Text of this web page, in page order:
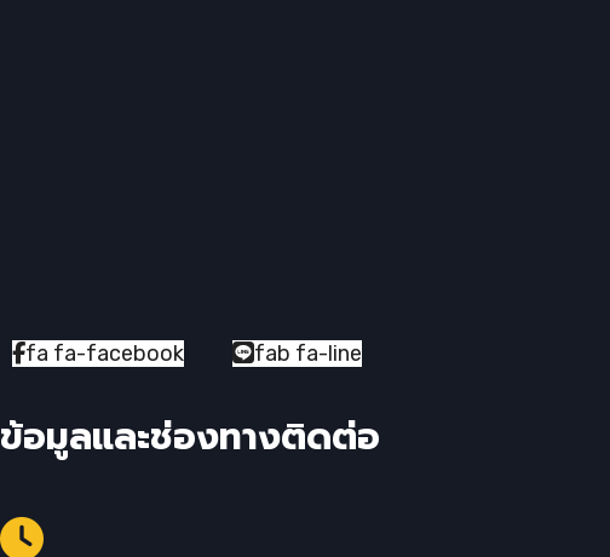
fa fa-facebook fab fa-line
ข้อมูลและช่องทางติดต่อ